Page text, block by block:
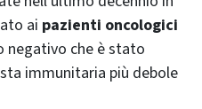
ai pazienti oncologici
che è stato
immunitaria più debole